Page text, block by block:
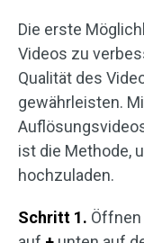
Die erste
Videos zu
Qualität des
gewährleisten.
ist die Methode,
hochzuladen.
Schritt 1. Öffnen